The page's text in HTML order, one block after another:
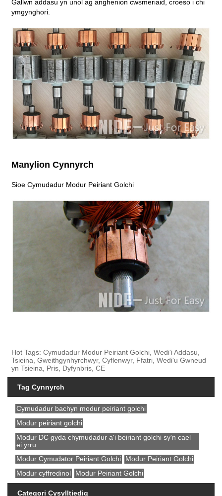
Gallwn addasu yn unol ag anghenion cwsmeriaid, croeso i chi
ymgynghori.
Manylion Cynnyrch
Sioe Cymudadur Modur Peiriant Golchi
Hot Tags: Cymudadur Modur Peiriant Golchi, Wedi'i Addasu,
Tsieina, Gweithgynhyrchwyr, Cyflenwyr, Ffatri, Wedi'u Gwneud
yn Tsieina, Pris, Dyfynbris, CE
Tag Cynnyrch
Cymudadur bachyn modur peiriant golchi
Modur peiriant golchi
Modur DC gyda chymudadur a'i beiriant golchi sy'n cael
ei yrru
Modur Cymudator Peiriant Golchi
Modur Peiriant Golchi
Modur cyffredinol
Modur Peiriant Golchi
Categori Cysylltiedig